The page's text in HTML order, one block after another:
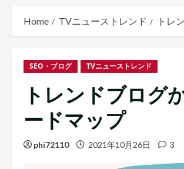
Home TVニューストレンド トレ
SEO・ブログ TVニューストレンド
トレンドブログ
ードマップ
phi72110 2021年10月26日 3